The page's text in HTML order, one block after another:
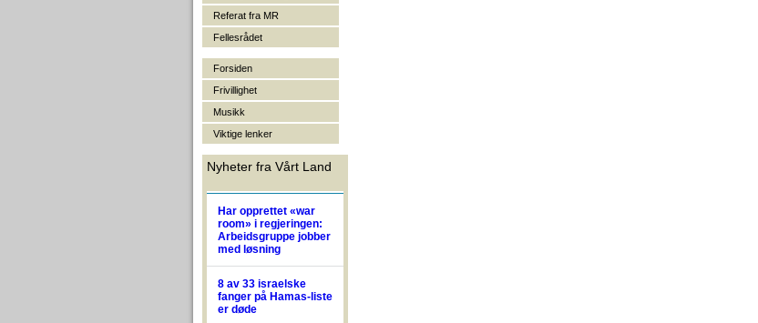
Referat fra MR
Fellesrådet
Forsiden
Frivillighet
Musikk
Viktige lenker
Nyheter fra Vårt Land
Har opprettet «war
room» i regjeringen:
Arbeidsgruppe jobber
med løsning
8 av 33 israelske
fanger på Hamas-liste
er døde